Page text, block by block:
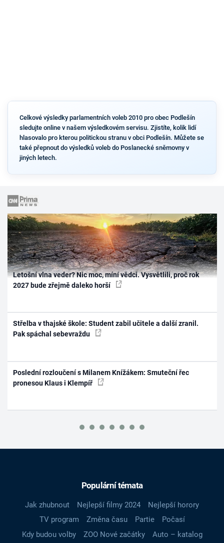
Celkové výsledky parlamentních voleb 2010 pro obec Podlešín
sledujte online v našem výsledkovém servisu. Zjistíte, kolik lidí
hlasovalo pro kterou politickou stranu v obci Podlešín. Můžete se
také přepnout do výsledků voleb do Poslanecké sněmovny v
jiných letech.
Letošní vlna veder? Nic moc, míní vědci. Vysvětlili, proč rok
2027 bude zřejmě daleko horší
Střelba v thajské škole: Student zabil učitele a další zranil.
Pak spáchal sebevraždu
Poslední rozloučení s Milanem Knížákem: Smuteční řec
pronesou Klaus i Klempíř
Populární témata
Jak zhubnout Nejlepší filmy 2024
Nejlepší horory
TV program
Změna času Partie
Počasí
Kdy budou volby
ZOO Nové začátky
Auto – katalog